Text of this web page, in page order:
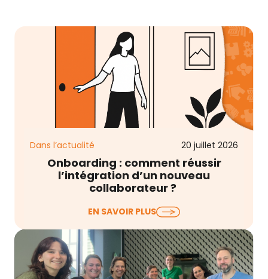
Dans l’actualité 20 juillet 2026
Onboarding : comment réussir
l’intégration d’un nouveau
collaborateur ?
Lorsqu’on évoque l’onboarding collaborateur, on
pense souvent au livret d’accueil, à la remise du
matériel, à…
EN SAVOIR PLUS